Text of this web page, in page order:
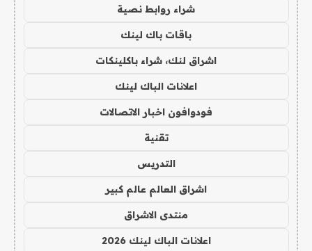
شراء روابط نصية
باقات باك لينك
اشراق لنك، شراء باكلينكات
اعلانات الباك لينك
فودوافون اخبار الاتصالات
تقنية
التدريس
اشراق العالم عالم كبير
منتدى الاشراق
اعلانات الباك لينك 2026